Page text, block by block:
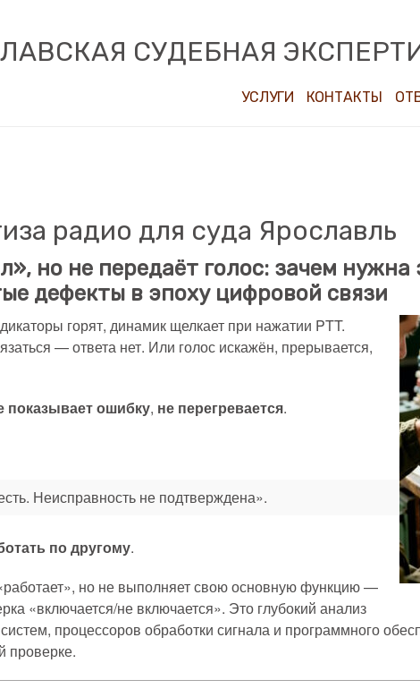
СУДЕБНАЯ
УСЛУГИ КОНТАКТЫ
радио для суда Ярославль
но не передаёт голос: зачем нужна
дефекты в эпоху цифровой связи
горят, динамик щелкает при нажатии PTT.
— ответа нет. Или голос искажён, прерывается,
показывает ошибку, не перегревается.
Неисправность не подтверждена».
по другому.
но не выполняет свою основную функцию —
«включается/не включается». Это глубокий анализ
процессоров обработки сигнала и программного
проверке.